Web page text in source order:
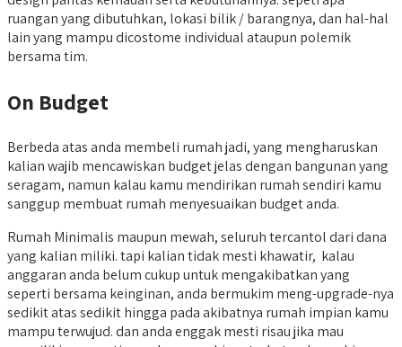
ruangan yang dibutuhkan, lokasi bilik / barangnya, dan hal-hal
lain yang mampu dicostome individual ataupun polemik
bersama tim.
On Budget
Berbeda atas anda membeli rumah jadi, yang mengharuskan
kalian wajib mencawiskan budget jelas dengan bangunan yang
seragam, namun kalau kamu mendirikan rumah sendiri kamu
sanggup membuat rumah menyesuaikan budget anda.
Rumah Minimalis maupun mewah, seluruh tercantol dari dana
yang kalian miliki. tapi kalian tidak mesti khawatir, kalau
anggaran anda belum cukup untuk mengakibatkan yang
seperti bersama keinginan, anda bermukim meng-upgrade-nya
sedikit atas sedikit hingga pada akibatnya rumah impian kamu
mampu terwujud. dan anda enggak mesti risau jika mau